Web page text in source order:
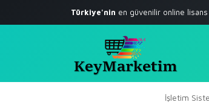
Türkiye'nin en güvenilir online
İşletim